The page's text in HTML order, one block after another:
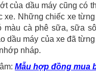
của dầu máy cũng có
xe. Những chiếc xe
màu cà phê sữa, sữa
dầu máy của xe đã
nháp.
Mẫu hợp đồng mua